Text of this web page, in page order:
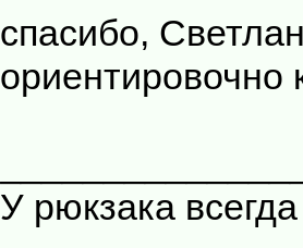
спасибо,
У рюкзака